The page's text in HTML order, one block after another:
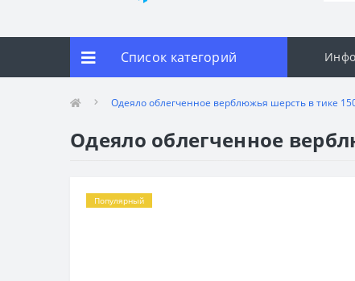
Список категорий
Одеяло облегченное верблюжья шерсть в тике
Одеяло облегченное
Популярный